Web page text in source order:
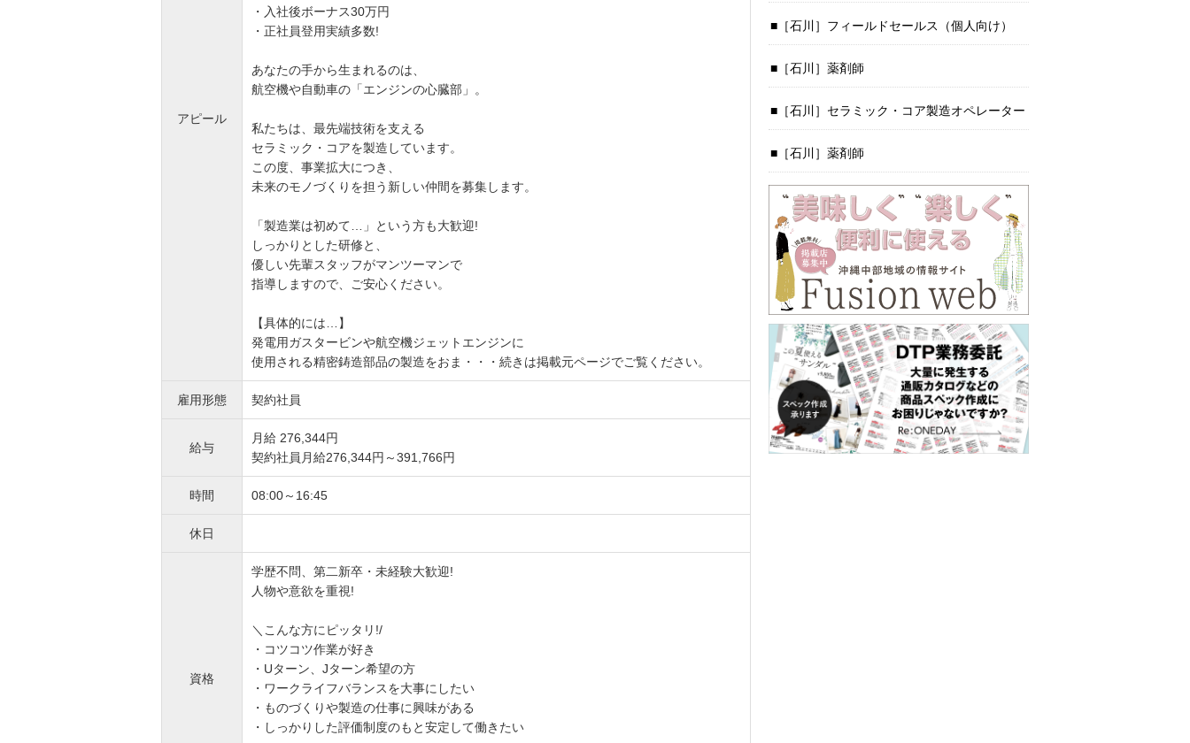
アピール
・入社後ボーナス30万円
・正社員登用実績多数!
あなたの手から生まれるのは、
航空機や自動車の「エンジンの心臓部」。
私たちは、最先端技術を支える
セラミック・コアを製造しています。
この度、事業拡大につき、
未来のモノづくりを担う新しい仲間を募集します。
「製造業は初めて…」という方も大歓迎!
しっかりとした研修と、
優しい先輩スタッフがマンツーマンで
指導しますので、ご安心ください。
【具体的には…】
発電用ガスタービンや航空機ジェットエンジンに
使用される精密鋳造部品の製造をおま・・・続きは掲載元ページでご覧ください。
雇用形態 契約社員
給与
月給 276,344円
契約社員月給276,344円～391,766円
時間 08:00～16:45
休日
資格
学歴不問、第二新卒・未経験大歓迎!
人物や意欲を重視!
＼こんな方にピッタリ!/
・コツコツ作業が好き
・Uターン、Jターン希望の方
・ワークライフバランスを大事にしたい
・ものづくりや製造の仕事に興味がある
・しっかりした評価制度のもと安定して働きたい
［石川］フィールドセールス（個人向け）
［石川］薬剤師
［石川］セラミック・コア製造オペレーター
［石川］薬剤師